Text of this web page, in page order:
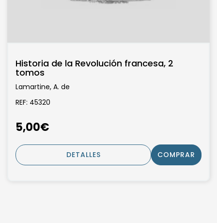
Historia de la Revolución francesa, 2
tomos
Lamartine, A. de
REF: 45320
5,00€
DETALLES COMPRAR